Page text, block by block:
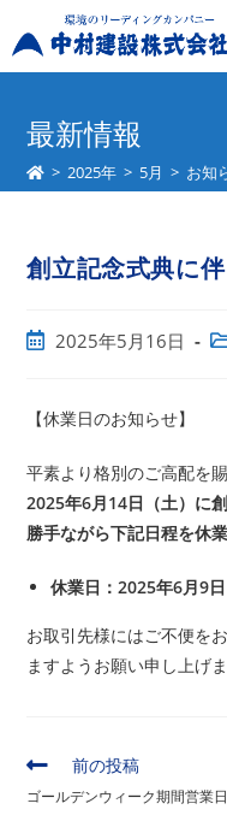
最新情報
> 2025年 > 5月 > お知
創立記念式典に
投
開
2025年5月16日
投
リ
【休業日のお知らせ】
平素より格別のご高配を
2025年6月14日（土）に
勝手ながら下記日程を休
休業日：2025年6月9日
お取引先様にはご不便を
ますようお願い申し上げま
そ
の
他
前の投稿
ゴールデンウィーク期間営業